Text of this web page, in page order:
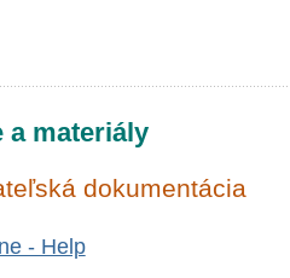
a materiály
dokumentácia
- Help